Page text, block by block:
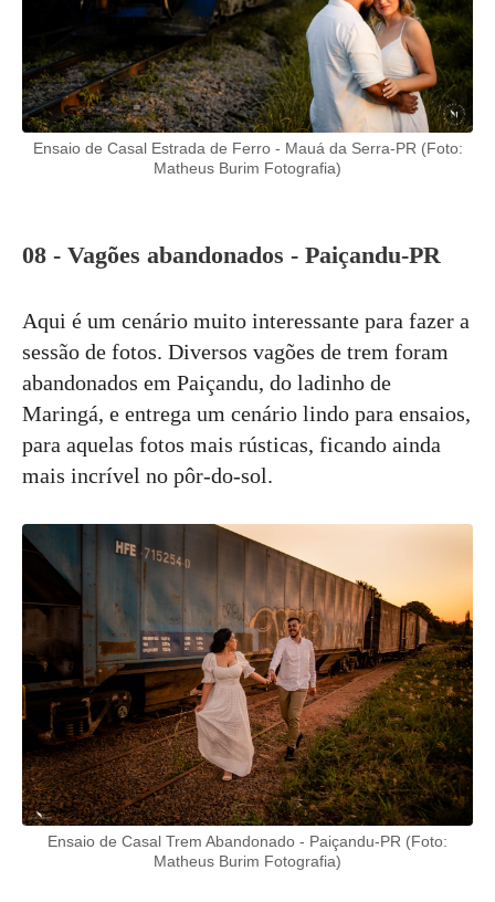
Ensaio de Casal Estrada de Ferro - Mauá da Serra-PR (Foto:
Matheus Burim Fotografia)
08 - Vagões abandonados - Paiçandu-PR
Aqui é um cenário muito interessante para fazer a
sessão de fotos. Diversos vagões de trem foram
abandonados em Paiçandu, do ladinho de
Maringá, e entrega um cenário lindo para ensaios,
para aquelas fotos mais rústicas, ficando ainda
mais incrível no pôr-do-sol.
Ensaio de Casal Trem Abandonado - Paiçandu-PR (Foto:
Matheus Burim Fotografia)